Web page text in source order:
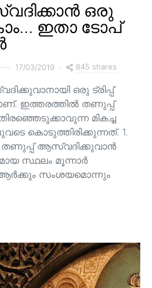
ഒരു
ഇതാ ടോപ്
17/03/2019 845 shares
ഒരു ട്രിപ്പ്
ഇത്തരത്തിൽ തണുപ്പ്
മികച്ച
കൊടുത്തിരിക്കുന്നത്. 1.
തണുപ്പ് ആസ്വദിക്കുവാൻ
സ്ഥലം മൂന്നാർ
സംശയമൊന്നും